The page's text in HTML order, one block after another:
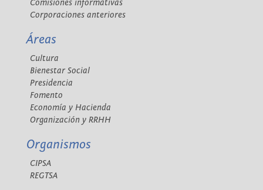
Comisiones informativas
Corporaciones anteriores
Áreas
Cultura
Bienestar Social
Presidencia
Fomento
Economía y Hacienda
Organización y RRHH
Organismos
CIPSA
REGTSA